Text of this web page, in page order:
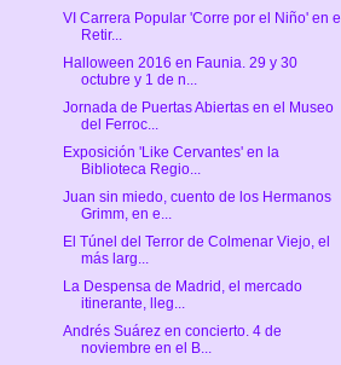
VI Carrera Popular 'Corre por el Niño' en el
Retir...
Halloween 2016 en Faunia. 29 y 30
octubre y 1 de n...
Jornada de Puertas Abiertas en el Museo
del Ferroc...
Exposición 'Like Cervantes' en la
Biblioteca Regio...
Juan sin miedo, cuento de los Hermanos
Grimm, en e...
El Túnel del Terror de Colmenar Viejo, el
más larg...
La Despensa de Madrid, el mercado
itinerante, lleg...
Andrés Suárez en concierto. 4 de
noviembre en el B...